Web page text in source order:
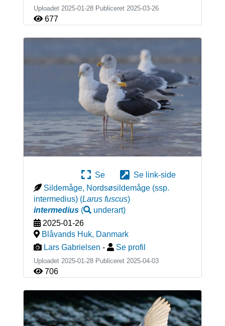
Uploadet 2025-01-28 Publiceret 2025-03-26
677
Se
Se link-side
Sildemåge, Nordsøsildemåge (ssp.
intermedius) (Larus fuscus)
intermedius( underart)
2025-01-26
Blåvands Huk, Danmark
Lars Gabrielsen - Se profil
Uploadet 2025-01-28 Publiceret 2025-04-03
706